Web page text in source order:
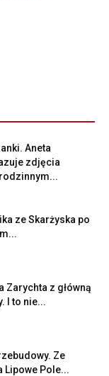
Aneta
zdjęcia
ze Skarżyska po
Zarychta z główną
I to nie...
Ze
Lipowe Pole...